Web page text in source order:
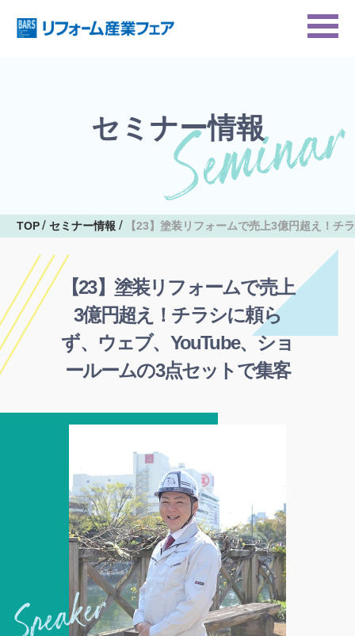
セミナー情報
TOP セミナー情報 【23】塗装リフォームで売上3億円超え！
【23】塗装リフォームで売上
3億円超え！チラシに頼ら
ず、ウェブ、YouTube、ショ
ールームの3点セットで集客